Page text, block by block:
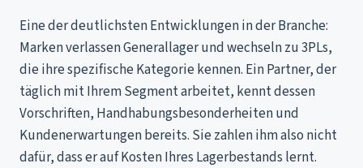
Eine der deutlichsten Entwicklungen in der Branche:
Marken verlassen Generallager und wechseln zu 3PLs,
die ihre spezifische Kategorie kennen. Ein Partner, der
täglich mit Ihrem Segment arbeitet, kennt dessen
Vorschriften, Handhabungsbesonderheiten und
Kundenerwartungen bereits. Sie zahlen ihm also nicht
dafür, dass er auf Kosten Ihres Lagerbestands lernt.